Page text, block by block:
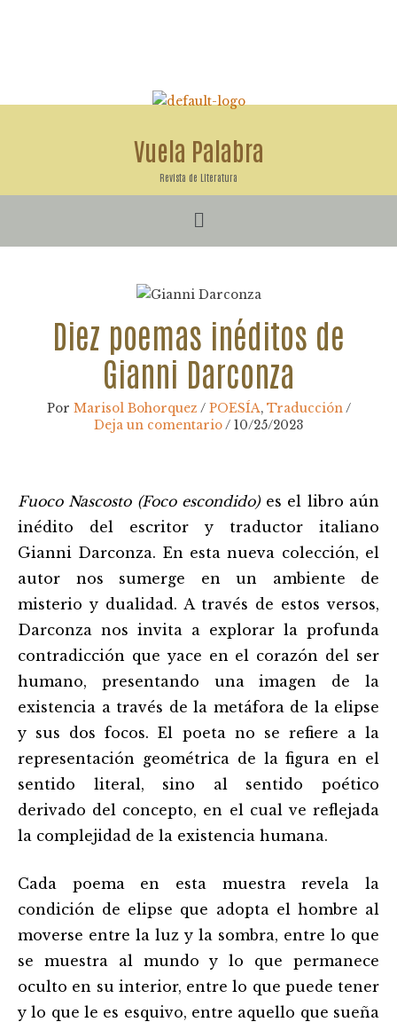
Vuela Palabra
Revista de Literatura
Menú
Diez poemas inéditos de
Gianni Darconza
Por Marisol Bohorquez / POESÍA, Traducción/
Deja un comentario/ 10/25/2023
Fuoco Nascosto (Foco escondido) es el libro aún
inédito del escritor y traductor italiano
Gianni Darconza. En esta nueva colección, el
autor nos sumerge en un ambiente de
misterio y dualidad. A través de estos versos,
Darconza nos invita a explorar la profunda
contradicción que yace en el corazón del ser
humano, presentando una imagen de la
existencia a través de la metáfora de la elipse
y sus dos focos. El poeta no se refiere a la
representación geométrica de la figura en el
sentido literal, sino al sentido poético
derivado del concepto, en el cual ve reflejada
la complejidad de la existencia humana.
Cada poema en esta muestra revela la
condición de elipse que adopta el hombre al
moverse entre la luz y la sombra, entre lo que
se muestra al mundo y lo que permanece
oculto en su interior, entre lo que puede tener
y lo que le es esquivo, entre aquello que sueña
de
entradas